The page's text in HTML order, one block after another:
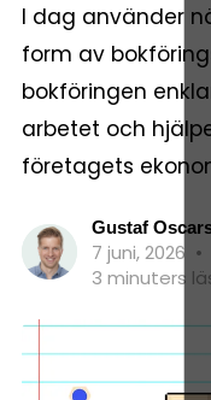
I dag använder
form av
bokföringen
arbetet och
företagets
Gustaf
7 juni, 2026 •
3 minuters